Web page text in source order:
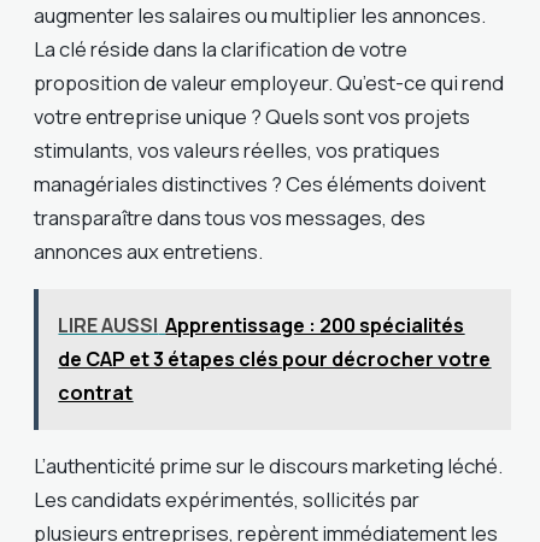
augmenter les salaires ou multiplier les annonces.
La clé réside dans la clarification de votre
proposition de valeur employeur. Qu’est-ce qui rend
votre entreprise unique ? Quels sont vos projets
stimulants, vos valeurs réelles, vos pratiques
managériales distinctives ? Ces éléments doivent
transparaître dans tous vos messages, des
annonces aux entretiens.
LIRE AUSSI Apprentissage : 200 spécialités
de CAP et 3 étapes clés pour décrocher votre
contrat
L’authenticité prime sur le discours marketing léché.
Les candidats expérimentés, sollicités par
plusieurs entreprises, repèrent immédiatement les